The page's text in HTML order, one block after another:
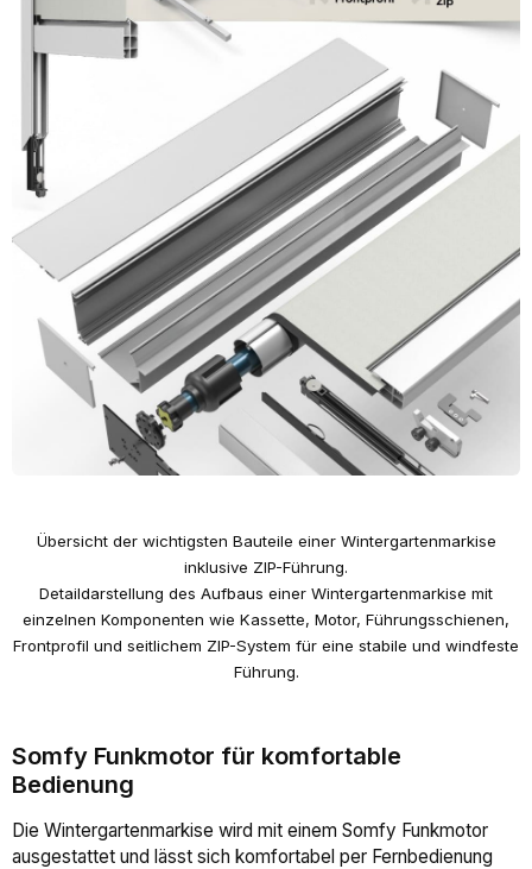
Übersicht der wichtigsten Bauteile einer Wintergartenmarkise
inklusive ZIP-Führung.
Detaildarstellung des Aufbaus einer Wintergartenmarkise mit
einzelnen Komponenten wie Kassette, Motor, Führungsschienen,
Frontprofil und seitlichem ZIP-System für eine stabile und windfeste
Führung.
Somfy Funkmotor für komfortable
Bedienung
Die Wintergartenmarkise wird mit einem Somfy Funkmotor
ausgestattet und lässt sich komfortabel per Fernbedienung